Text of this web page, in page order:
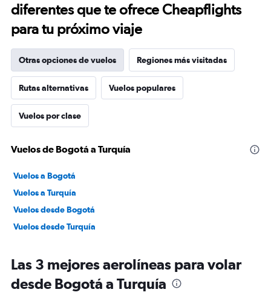
diferentes que te ofrece Cheapflights
para tu próximo viaje
Otras opciones de vuelos Regiones más visitadas
Rutas alternativas Vuelos populares
Vuelos por clase
Vuelos de Bogotá a Turquía
Vuelos a Bogotá
Vuelos a Turquía
Vuelos desde Bogotá
Vuelos desde Turquía
Las 3 mejores aerolíneas para volar
desde Bogotá a Turquía